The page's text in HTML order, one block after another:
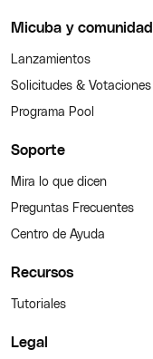
Micuba y comunidad
Lanzamientos
Solicitudes & Votaciones
Programa Pool
Soporte
Mira lo que dicen
Preguntas Frecuentes
Centro de Ayuda
Recursos
Tutoriales
Legal